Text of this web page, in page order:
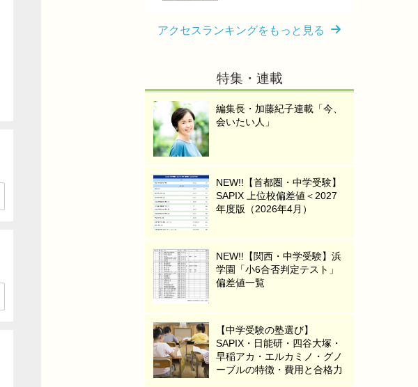
アクセスランキングをもっと見る
特集・連載
編集長・加藤紀子連載「今、
会いたい人」
NEW!!【首都圏・中学受験】
SAPIX 上位校偏差値＜2027
年度版（2026年4月）
NEW!!【関西・中学受験】浜
学園「小6合否判定テスト」
偏差値一覧
【中学受験の塾選び】
SAPIX・日能研・四谷大塚・
早稲アカ・エルカミノ・グノ
ーブルの特徴・費用と合格力